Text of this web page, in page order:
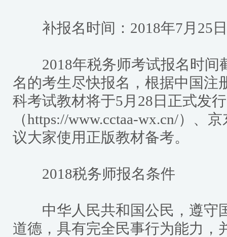
补报名时间：2018年7月25日
2018年税务师考试报名时间
名的考生尽快报名，根据中国注
科考试教材将于5月28日正式发
（https://www.cctaa-wx.cn/）、
议大家使用正版教材备考。
2018税务师报名条件
中华人民共和国公民，遵守
道德，具有完全民事行为能力，